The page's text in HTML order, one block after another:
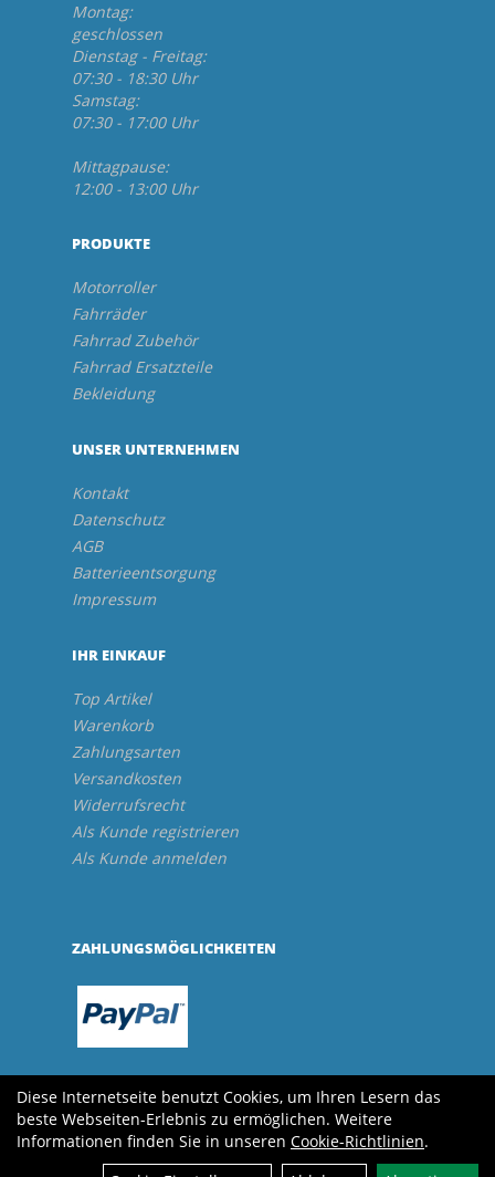
Montag:
geschlossen
Dienstag - Freitag:
07:30 - 18:30 Uhr
Samstag:
07:30 - 17:00 Uhr
Mittagpause:
12:00 - 13:00 Uhr
PRODUKTE
Motorroller
Fahrräder
Fahrrad Zubehör
Fahrrad Ersatzteile
Bekleidung
UNSER UNTERNEHMEN
Kontakt
Datenschutz
AGB
Batterieentsorgung
Impressum
IHR EINKAUF
Top Artikel
Warenkorb
Zahlungsarten
Versandkosten
Widerrufsrecht
Als Kunde registrieren
Als Kunde anmelden
ZAHLUNGSMÖGLICHKEITEN
Diese Internetseite benutzt Cookies, um Ihren Lesern das
beste Webseiten-Erlebnis zu ermöglichen. Weitere
Informationen finden Sie in unseren Cookie-Richtlinien.